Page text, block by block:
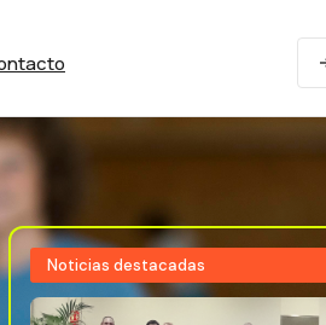
Noticias destacadas